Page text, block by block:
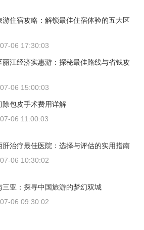
游住宿攻略：解锁最佳住宿体验的五大区
06 17:30:03
丽江经济实惠游：探秘最佳路线与省钱攻
06 15:00:03
除包皮手术费用详解
06 11:00:03
肝治疗最佳医院：选择与评估的实用指南
06 10:30:02
三亚：探寻中国旅游的梦幻双城
06 09:30:02